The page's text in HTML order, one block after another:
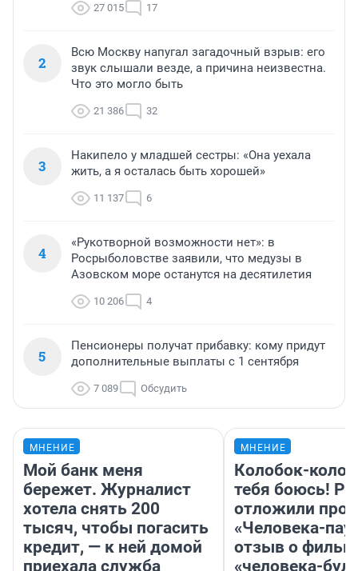
27 015 17
2
Всю Москву напугал загадочный взрыв: его
звук слышали везде, а причина неизвестна.
Что это могло быть
21 386 32
3
Накипело у младшей сестры: «Она уехала
жить, а я осталась быть хорошей»
11 137 6
4
«Рукотворной возможности нет»: в
Росрыболовстве заявили, что медузы в
Азовском море останутся на десятилетия
10 206 4
5
Пенсионеры получат прибавку: кому придут
дополнительные выплаты с 1 сентября
7 089 Обсудить
МНЕНИЕ
Мой банк меня
бережет. Журналист
хотела снять 200
тысяч, чтобы погасить
кредит, — к ней домой
приехала служба
МНЕНИЕ
Колобок-
тебя боюсь!
отложили
«Человека-
отзыв о
«человека-